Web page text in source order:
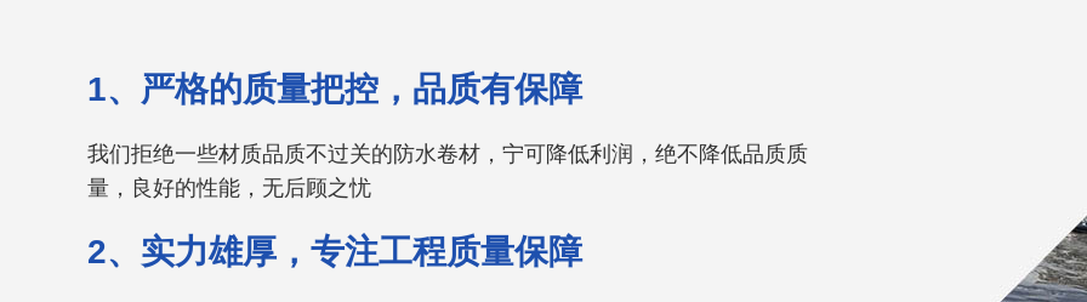
1、严格的质量把控，品质有保障
我们拒绝一些材质品质不过关的防水卷材，宁可降低利润，绝不降低品质质
量，良好的性能，无后顾之忧
2、实力雄厚，专注工程质量保障